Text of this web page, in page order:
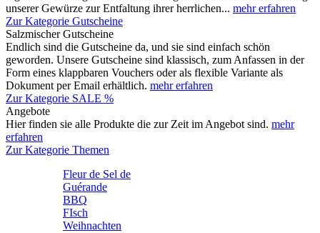
unserer Gewürze zur Entfaltung ihrer herrlichen... mehr erfahren
Zur Kategorie Gutscheine
Salzmischer Gutscheine
Endlich sind die Gutscheine da, und sie sind einfach schön
geworden. Unsere Gutscheine sind klassisch, zum Anfassen in der
Form eines klappbaren Vouchers oder als flexible Variante als
Dokument per Email erhältlich. mehr erfahren
Zur Kategorie SALE %
Angebote
Hier finden sie alle Produkte die zur Zeit im Angebot sind. mehr
erfahren
Zur Kategorie Themen
Fleur de Sel de
Guérande
BBQ
FIsch
Weihnachten